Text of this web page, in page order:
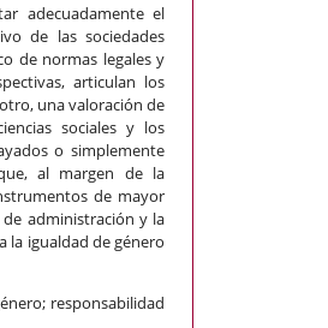
adecuadamente el
de las sociedades
de normas legales y
articulan los
una valoración de
sociales y los
o simplemente
al margen de la
de mayor
administración y la
la igualdad de género
responsabilidad